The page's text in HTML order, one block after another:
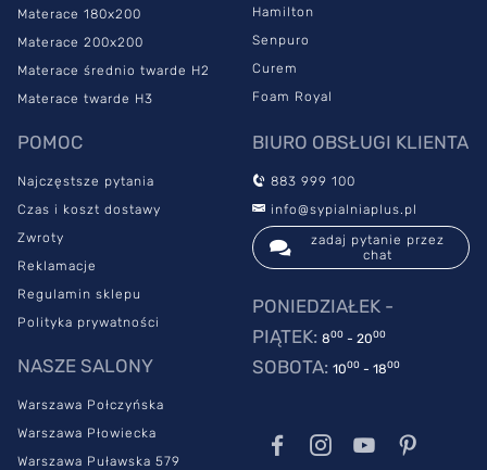
Stelaż do materaca Moto to wyjątkowa konstrukcja.
Wyposażony w elektryczną regulację nachylenia podgłówka
komfortowe. Co więcej, jeśli został zakupiony dla osoby, która
wymaga stałej opieki, znacznie ułatwia zadanie poprawy
Moto. Nie ma nic lepszego niż zdrowy wypoczynek, który ma
bezpośrednie przełożenie na Twoje funkcjonowanie w czasie
dnia. Stelaż Moto będzie wsparciem nie tylko dla Twojego
materaca, ale i dla Ciebie. Sprawdź, a nie pożałujesz!
Materace 180x200
Materace 200x200
Materace średnio twarde H2
Materace twarde H3
Hamilton
Senpuro
Curem
Foam Royal
POMOC
Najczęstsze pytania
Czas i koszt dostawy
Zwroty
Reklamacje
Regulamin sklepu
Polityka prywatności
NASZE SALONY
Warszawa Połczyńska
Warszawa Płowiecka
Warszawa Puławska 579
BIURO OBSŁUGI KLIENTA
883 999 100
info@sypialniaplus.pl
zadaj pytanie przez
chat
PONIEDZIAŁEK -
PIĄTEK: 800 - 2000
SOBOTA: 1000 - 1800